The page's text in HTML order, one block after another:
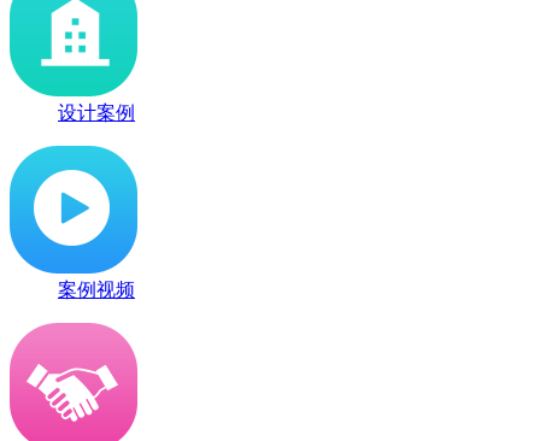
设计案例
案例视频